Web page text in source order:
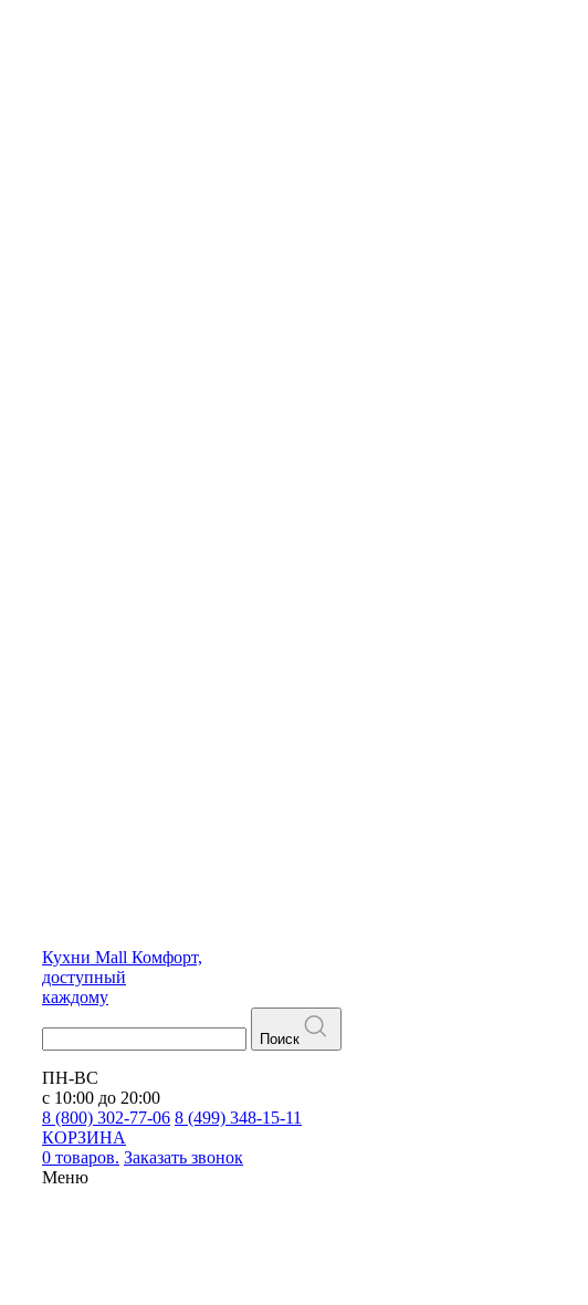
Кухни Mall Комфорт,
доступный
каждому
Поиск
ПН-ВС
с 10:00 до 20:00
8 (800) 302-77-06 8 (499) 348-15-11
КОРЗИНА
0 товаров. Заказать звонок
Меню